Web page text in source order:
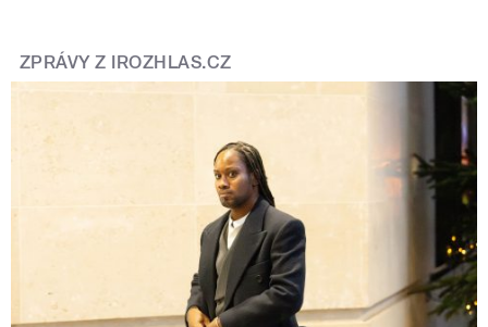
ZPRÁVY Z IROZHLAS.CZ